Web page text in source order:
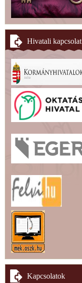
Hivatali kapcsolat
Kapcsolatok